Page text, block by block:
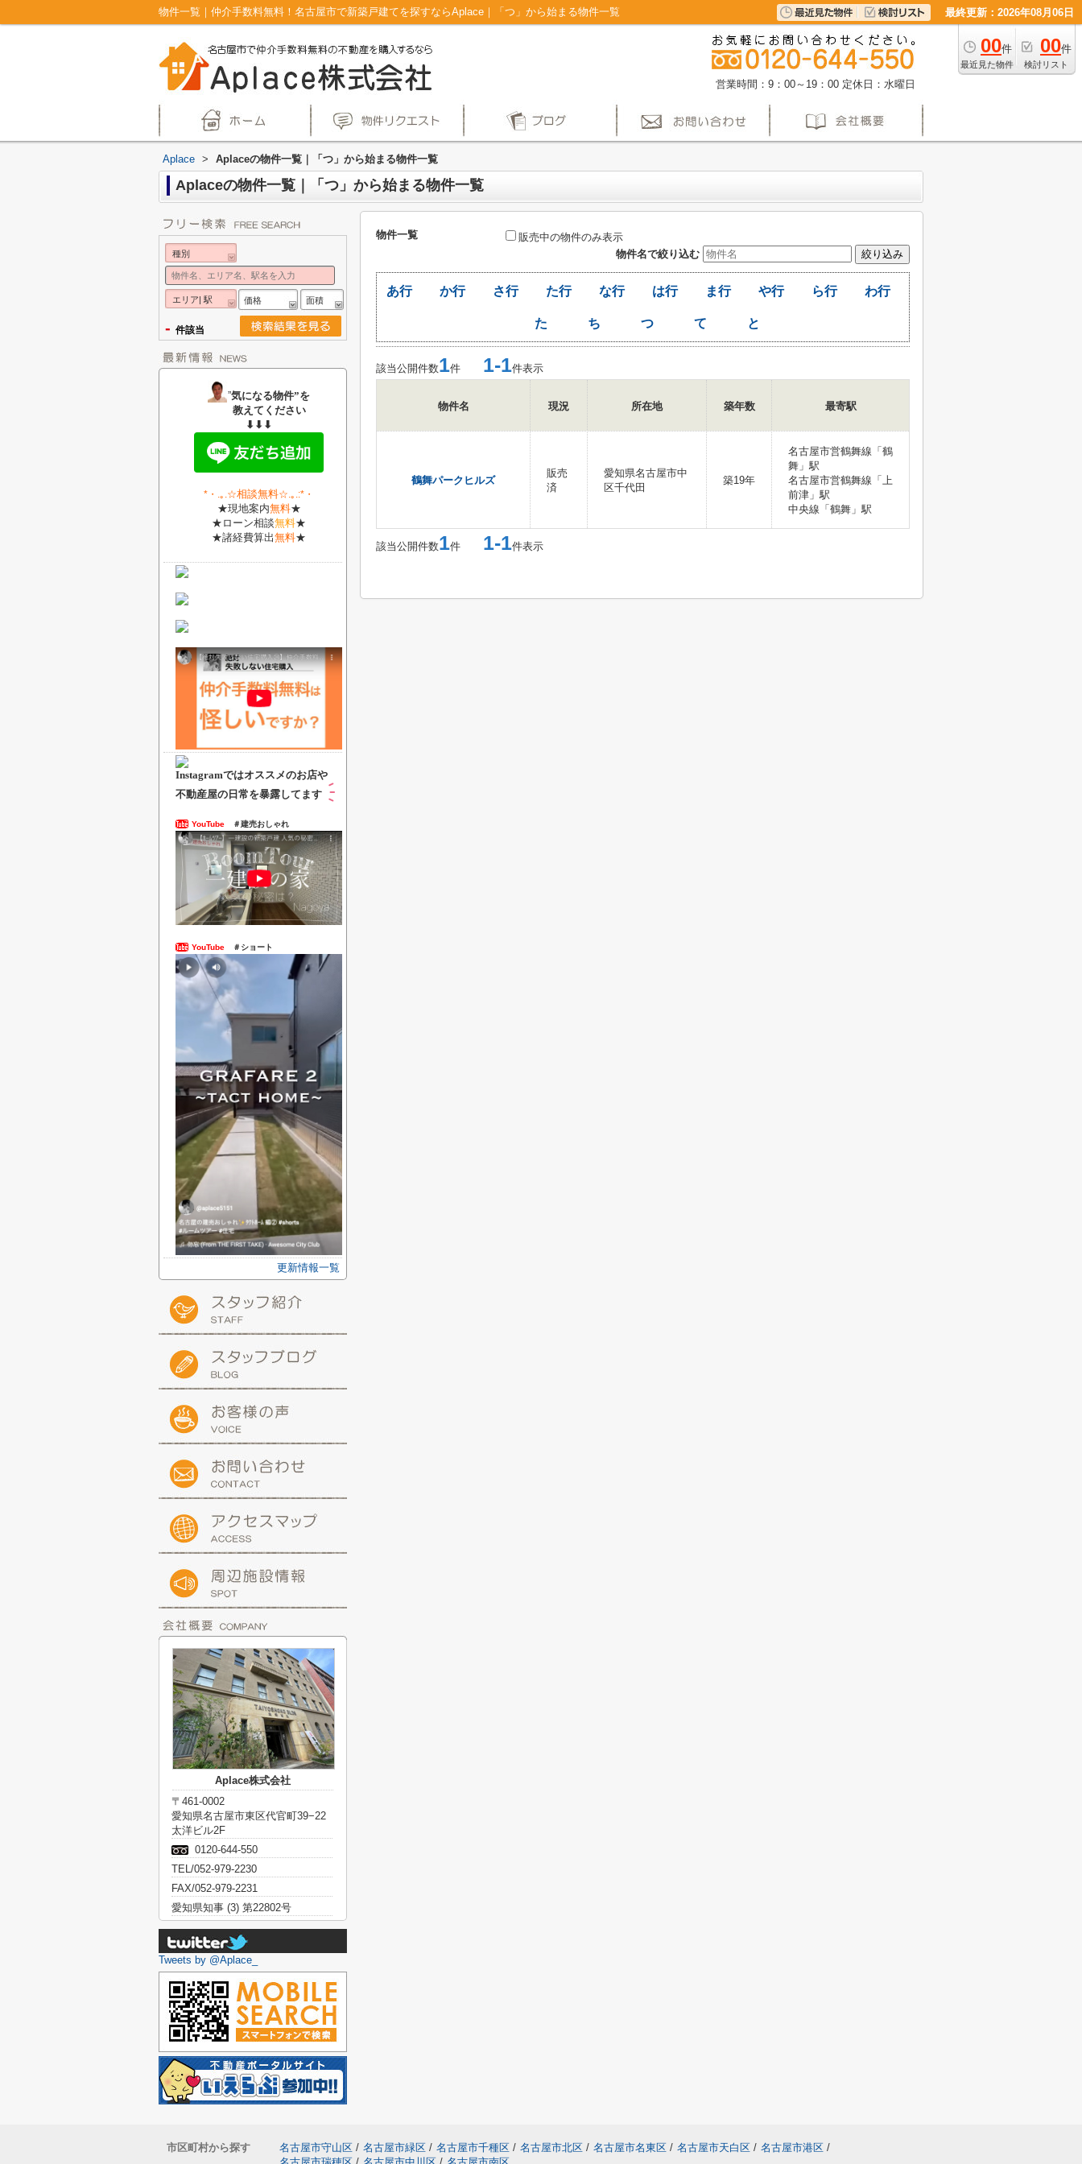
物件一覧｜仲介手数料無料！名古屋市で新築戸建てを探すならAplace｜「つ」から始まる物件一覧 最終更新：2026年08月06日
00件
最近見た物件
00件
検討リスト
営業時間：9：00～19：00 定休日：水曜日
Aplace > Aplaceの物件一覧｜「つ」から始まる物件一覧
Aplaceの物件一覧｜「つ」から始まる物件一覧
物件一覧
販売中の物件のみ表示
物件名で絞り込む
あ行 か行 さ行 た行 な行 は行 ま行 や行 ら行 わ行
た ち つ て と
該当公開件数1件 1-1件表示
物件名 現況 所在地 築年数 最寄駅
鶴舞パークヒルズ
販売
済
愛知県名古屋市中
区千代田
築19年
名古屋市営鶴舞線「鶴
舞」駅
名古屋市営鶴舞線「上
前津」駅
中央線「鶴舞」駅
該当公開件数1件 1-1件表示
種別
エリア| 駅 価格 面積
- 件該当
”気になる物件”を
教えてください
⬇⬇⬇
*・ .｡.☆相談無料☆.｡.:*・
★現地案内無料★
★ローン相談無料★
★諸経費算出無料★
Instagramではオススメのお店や
不動産屋の日常を暴露してます
YouTube ＃建売おしゃれ
YouTube ＃ショート
更新情報一覧
Aplace株式会社
〒461-0002
愛知県名古屋市東区代官町39−22
太洋ビル2F
0120-644-550
TEL/052-979-2230
FAX/052-979-2231
愛知県知事 (3) 第22802号
Tweets by @Aplace_
市区町村から探す 名古屋市守山区 / 名古屋市緑区 / 名古屋市千種区 / 名古屋市北区 / 名古屋市名東区 / 名古屋市天白区 / 名古屋市港区 /